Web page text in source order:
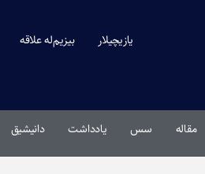
یازیچیلار بیزیم‌له علاقه
مقاله‌ سس یادداشت دانیشیق